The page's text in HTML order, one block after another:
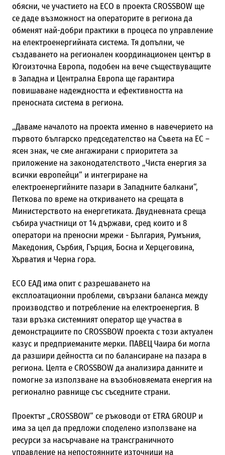
обясни, че участието на ЕСО в проекта CROSSBOW ще
се даде възможност на операторите в региона да
обменят най-добри практики в процеса по управление
на електроенергийната система. Тя допълни, че
създаването на регионален координационен център в
Югоизточна Европа, подобен на вече съществуващите
в Западна и Централна Европа ще гарантира
повишаване надеждността и ефективността на
преносната система в региона.
„Даваме началото на проекта именно в навечерието на
първото българско председателство на Съвета на ЕС –
ясен знак, че сме ангажирани с приоритета за
приложение на законодателството „Чиста енергия за
всички европейци“ и интегриране на
електроенергийните пазари в Западните балкани“,
Петкова по време на откриването на срещата в
Министерството на енергетиката. Двудневната среща
събира участници от 14 държави, сред които и 8
оператори на преносни мрежи - България, Румъния,
Македония, Сърбия, Гърция, Босна и Херцеговина,
Хърватия и Черна гора.
ЕСО ЕАД има опит с разрешаването на
експлоатационни проблеми, свързани баланса между
производство и потребление на електроенергия. В
тази връзка системният оператор ще участва в
демонстрациите по CROSSBOW проекта с този актуален
казус и предприеманите мерки. ПАВЕЦ Чаира би могла
да разшири дейността си по балансиране на пазара в
региона. Целта е CROSSBOW да анализира данните и
помогне за използване на възобновяемата енергия на
регионално равнище със съседните страни.
Проектът „CROSSBOW“ се ръководи от ETRA GROUP и
има за цел да предложи споделено използване на
ресурси за насърчаване на трансграничното
управление на непостоянните източници на